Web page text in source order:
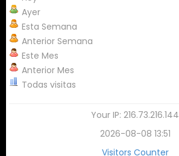
Ayer
Esta Semana
Anterior Semana
Este Mes
Anterior Mes
Todas visitas
Your IP: 216.73.216.144
2026-08-08 13:51
Visitors Counter